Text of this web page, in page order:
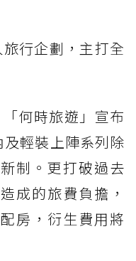
行企劃，主打全
何時旅遊」宣布
輕裝上陣系列除
制。更打破過去
成的旅費負擔，
房，衍生費用將